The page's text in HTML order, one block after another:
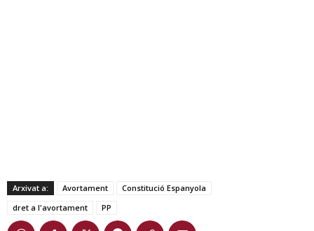
Arxivat a: Avortament
Constitució Espanyola
dret a l'avortament
PP